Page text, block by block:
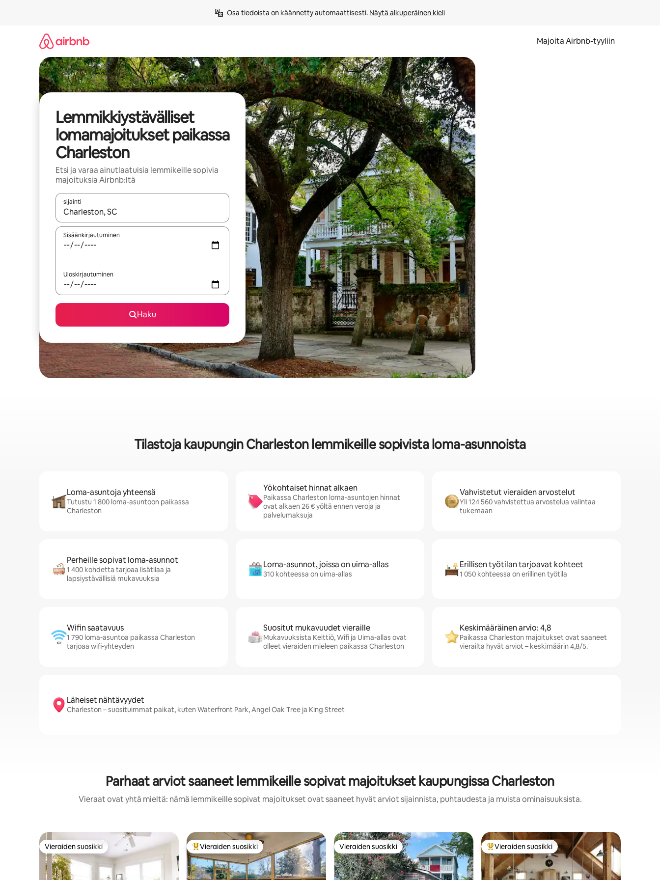
Osa tiedoista on käännetty automaattisesti. Näytä alkuperäinen kieli
Majoita Airbnb-tyyliin
Lemmikkiystävälliset
lomamajoitukset paikassa
Charleston
Etsi ja varaa ainutlaatuisia lemmikeille sopivia
majoituksia Airbnb:ltä
sijainti
Kun tulokset ovat saatavilla, navigoi ylös- ja alas-nuolinäppäimillä tai tutustu koskettamalla tai pyyhkäisemällä.
Sisäänkirjautuminen
Uloskirjautuminen
Haku
Tilastoja kaupungin Charleston lemmikeille sopivista loma-asunnoista
Loma-asuntoja yhteensä
Tutustu 1 800 loma-asuntoon paikassa
Charleston
Yökohtaiset hinnat alkaen
Paikassa Charleston loma-asuntojen hinnat
ovat alkaen 26 € yöltä ennen veroja ja
palvelumaksuja
Vahvistetut vieraiden arvostelut
Yli 124 560 vahvistettua arvostelua valintaa
tukemaan
Perheille sopivat loma-asunnot
1 400 kohdetta tarjoaa lisätilaa ja
lapsiystävällisiä mukavuuksia
Loma-asunnot, joissa on uima-allas
310 kohteessa on uima-allas
Erillisen työtilan tarjoavat kohteet
1 050 kohteessa on erillinen työtila
Wifin saatavuus
1 790 loma-asuntoa paikassa Charleston
tarjoaa wifi-yhteyden
Suositut mukavuudet vieraille
Mukavuuksista Keittiö, Wifi ja Uima-allas ovat
olleet vieraiden mieleen paikassa Charleston
Keskimääräinen arvio: 4,8
Paikassa Charleston majoitukset ovat saaneet
vierailta hyvät arviot – keskimäärin 4,8/5.
Läheiset nähtävyydet
Charleston – suosituimmat paikat, kuten Waterfront Park, Angel Oak Tree ja King Street
Parhaat arviot saaneet lemmikeille sopivat majoitukset kaupungissa Charleston
Vieraat ovat yhtä mieltä: nämä lemmikeille sopivat majoitukset ovat saaneet hyvät arviot sijainnista, puhtaudesta ja muista ominaisuuksista.
Vieraiden suosikki
Vieraiden suosikki Vieraiden suosikkien parhaimmistoa
Vieraiden suosikki Vieraiden suosikki
Vieraiden suosikki Vieraiden suosikkien parhaimmistoa
Vieraiden suosikki